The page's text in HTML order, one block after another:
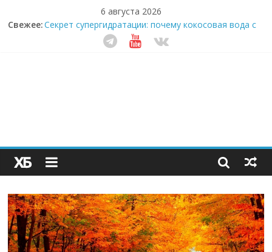
6 августа 2026
Свежее:
Как простая наклейка заставляет миллионы людей
не забывать о самом важном креме этим летом
Секрет супергидратации: почему кокосовая вода с
Кофейная революция в морозилке: замороженные
сливки меняют утренний ритуал